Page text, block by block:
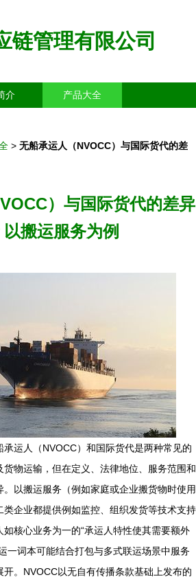
链管理有限公司
介 产品大全
> 无船承运人（NVOCC）与国际货代的差
）与国际货代的差异
搬运服务为例
运人（NVOCC）和国际货代是两种常见的
物运输，但在定义、法律地位、服务范围和
以搬运服务（例如家庭或企业搬货物时使用
类企业都提供例如监控、组织发货等技术支持
核心业务为一的“承运人特性使其需要额外
一词本可能结合打包与多式联运场景中服务
。NVOCC以无自有传播条款基础上发布的